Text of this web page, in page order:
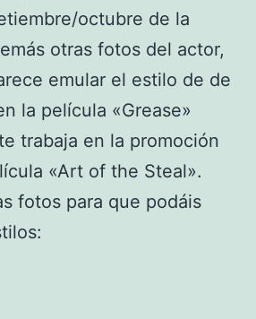
octubre de la
otras fotos del actor,
emular el estilo de de
la película «Grease»
trabaja en la promoción
«Art of the Steal».
fotos para que podáis